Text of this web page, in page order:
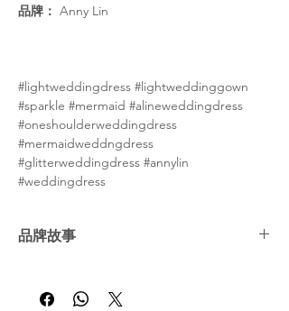
品牌： Anny Lin
#lightweddingdress #lightweddinggown
#sparkle #mermaid #alineweddingdress
#oneshoulderweddingdress
#mermaidweddngdress
#glitterweddingdress #annylin
#weddingdress
品牌故事
設計巧妙融合。 Anny 是家族的第二代設計
師。她將現代剪裁與創意設計結合，展現出獨